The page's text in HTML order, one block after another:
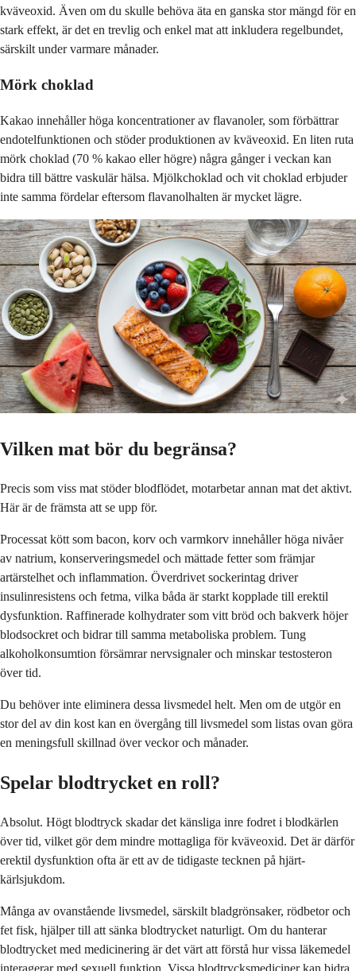
kväveoxid. Även om du skulle behöva äta en ganska stor mängd för en
stark effekt, är det en trevlig och enkel mat att inkludera regelbundet,
särskilt under varmare månader.
Mörk choklad
Kakao innehåller höga koncentrationer av flavanoler, som förbättrar
endotelfunktionen och stöder produktionen av kväveoxid. En liten ruta
mörk choklad (70 % kakao eller högre) några gånger i veckan kan
bidra till bättre vaskulär hälsa. Mjölkchoklad och vit choklad erbjuder
inte samma fördelar eftersom flavanolhalten är mycket lägre.
Vilken mat bör du begränsa?
Precis som viss mat stöder blodflödet, motarbetar annan mat det aktivt.
Här är de främsta att se upp för.
Processat kött som bacon, korv och varmkorv innehåller höga nivåer
av natrium, konserveringsmedel och mättade fetter som främjar
artärstelhet och inflammation. Överdrivet sockerintag driver
insulinresistens och fetma, vilka båda är starkt kopplade till erektil
dysfunktion. Raffinerade kolhydrater som vitt bröd och bakverk höjer
blodsockret och bidrar till samma metaboliska problem. Tung
alkoholkonsumtion försämrar nervsignaler och minskar testosteron
över tid.
Du behöver inte eliminera dessa livsmedel helt. Men om de utgör en
stor del av din kost kan en övergång till livsmedel som listas ovan göra
en meningsfull skillnad över veckor och månader.
Spelar blodtrycket en roll?
Absolut. Högt blodtryck skadar det känsliga inre fodret i blodkärlen
över tid, vilket gör dem mindre mottagliga för kväveoxid. Det är därför
erektil dysfunktion ofta är ett av de tidigaste tecknen på hjärt-
kärlsjukdom.
Många av ovanstående livsmedel, särskilt bladgrönsaker, rödbetor och
fet fisk, hjälper till att sänka blodtrycket naturligt. Om du hanterar
blodtrycket med medicinering är det värt att förstå hur vissa läkemedel
interagerar med sexuell funktion. Vissa blodtrycksmediciner kan bidra